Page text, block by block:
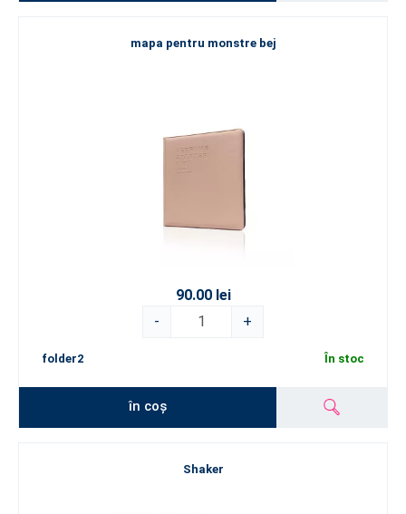
mapa pentru monstre bej
90.00 lei
-
+
folder2 În stoc
în coș
Shaker